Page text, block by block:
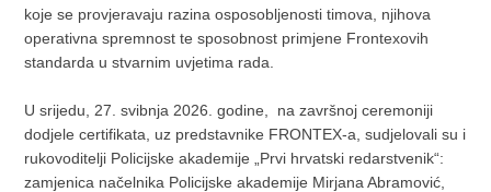
koje se provjeravaju razina osposobljenosti timova, njihova
operativna spremnost te sposobnost primjene Frontexovih
standarda u stvarnim uvjetima rada.
U srijedu, 27. svibnja 2026. godine, na završnoj ceremoniji
dodjele certifikata, uz predstavnike FRONTEX-a, sudjelovali su i
rukovoditelji Policijske akademije „Prvi hrvatski redarstvenik“:
zamjenica načelnika Policijske akademije Mirjana Abramović,